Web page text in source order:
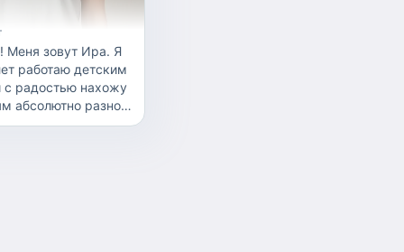
Меня зовут Ира. Я
работаю детским
с радостью нахожу
абсолютно разного
— от